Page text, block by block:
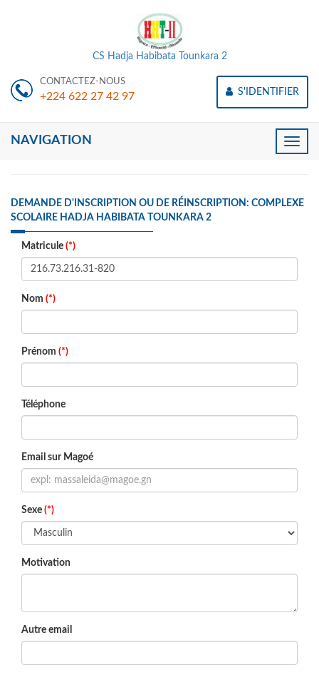
CS Hadja Habibata Tounkara 2
CONTACTEZ-NOUS
+224 622 27 42 97 S'IDENTIFIER
Toggle
NAVIGATION
DEMANDE D'INSCRIPTION OU DE RÉINSCRIPTION: COMPLEXE
SCOLAIRE HADJA HABIBATA TOUNKARA 2
Matricule (*)
Nom (*)
Prénom (*)
Téléphone
Email sur Magoé
Sexe (*)
Motivation
Autre email